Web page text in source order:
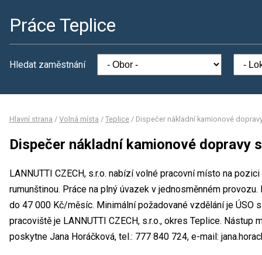
Práce Teplice
Hledat zaměstnání
Hlavní strana / Volná místa / Teplice / Dispečer nákladní kamionové
Dispečer nákladní kamionové dopravy
LANNUTTI CZECH, s.r.o. nabízí volné pracovní místo na
rumunštinou. Práce na plný úvazek v jednosměnném
do 47 000 Kč/měsíc. Minimální požadované vzdělání je ÚSO
pracoviště je LANNUTTI CZECH, s.r.o., okres Teplice. Nástup
poskytne Jana Horáčková, tel.: 777 840 724, e-mail: